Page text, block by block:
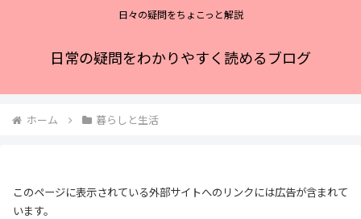
日々の疑問をちょこっと解説
日常の疑問をわかりやすく読めるブログ
ホーム 暮らしと生活
このページに表示されている外部サイトへのリンクには広告が含まれて
います。